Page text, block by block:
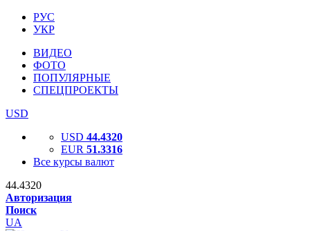
РУС
УКР
ВИДЕО
ФОТО
ПОПУЛЯРНЫЕ
СПЕЦПРОЕКТЫ
USD
USD 44.4320
EUR 51.3316
Все курсы валют
44.4320
Авторизация
Поиск
UA